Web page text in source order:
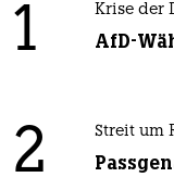
1 Krise der
AfD-
2 Streit um